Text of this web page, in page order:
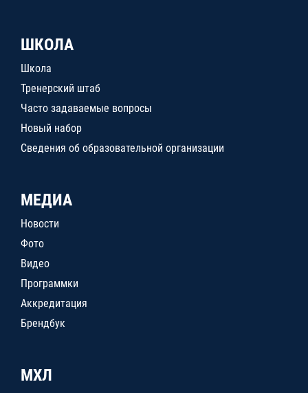
ШКОЛА
Школа
Тренерский штаб
Часто задаваемые вопросы
Новый набор
Сведения об образовательной организации
МЕДИА
Новости
Фото
Видео
Программки
Аккредитация
Брендбук
МХЛ